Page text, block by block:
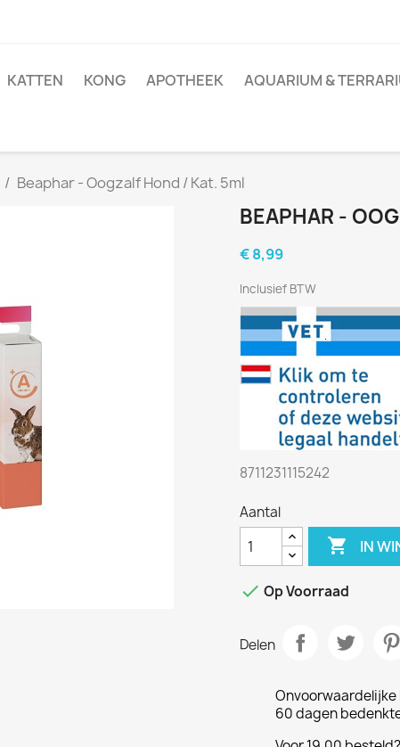
KATTEN KONG APOTHEEK AQUARIUM &
Beaphar - Oogzalf Hond / Kat. 5ml
BEAPHAR -
€ 8,99
Inclusief BTW
8711231115242
Aantal
 IN
 Op Voorraad
Delen
60 dagen